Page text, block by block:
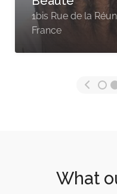
1bis Rue de la
France
What